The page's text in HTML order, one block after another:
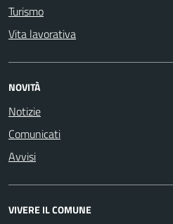
Turismo
Vita lavorativa
NOVITÀ
Notizie
Comunicati
Avvisi
VIVERE IL COMUNE